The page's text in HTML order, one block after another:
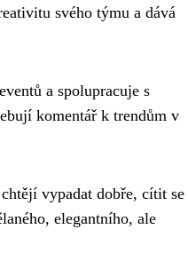
svého týmu a dává
a spolupracuje s
komentář k trendům v
vypadat dobře, cítit se
elegantního, ale